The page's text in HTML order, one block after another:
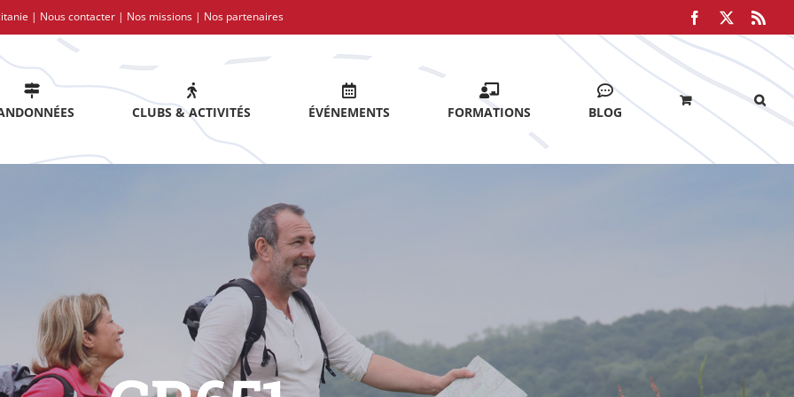
| Nous contacter | Nos missions | Nos partenaires Facebook
CLUBS & ACTIVITÉS ÉVÉNEMENTS FORMATIONS BLOG